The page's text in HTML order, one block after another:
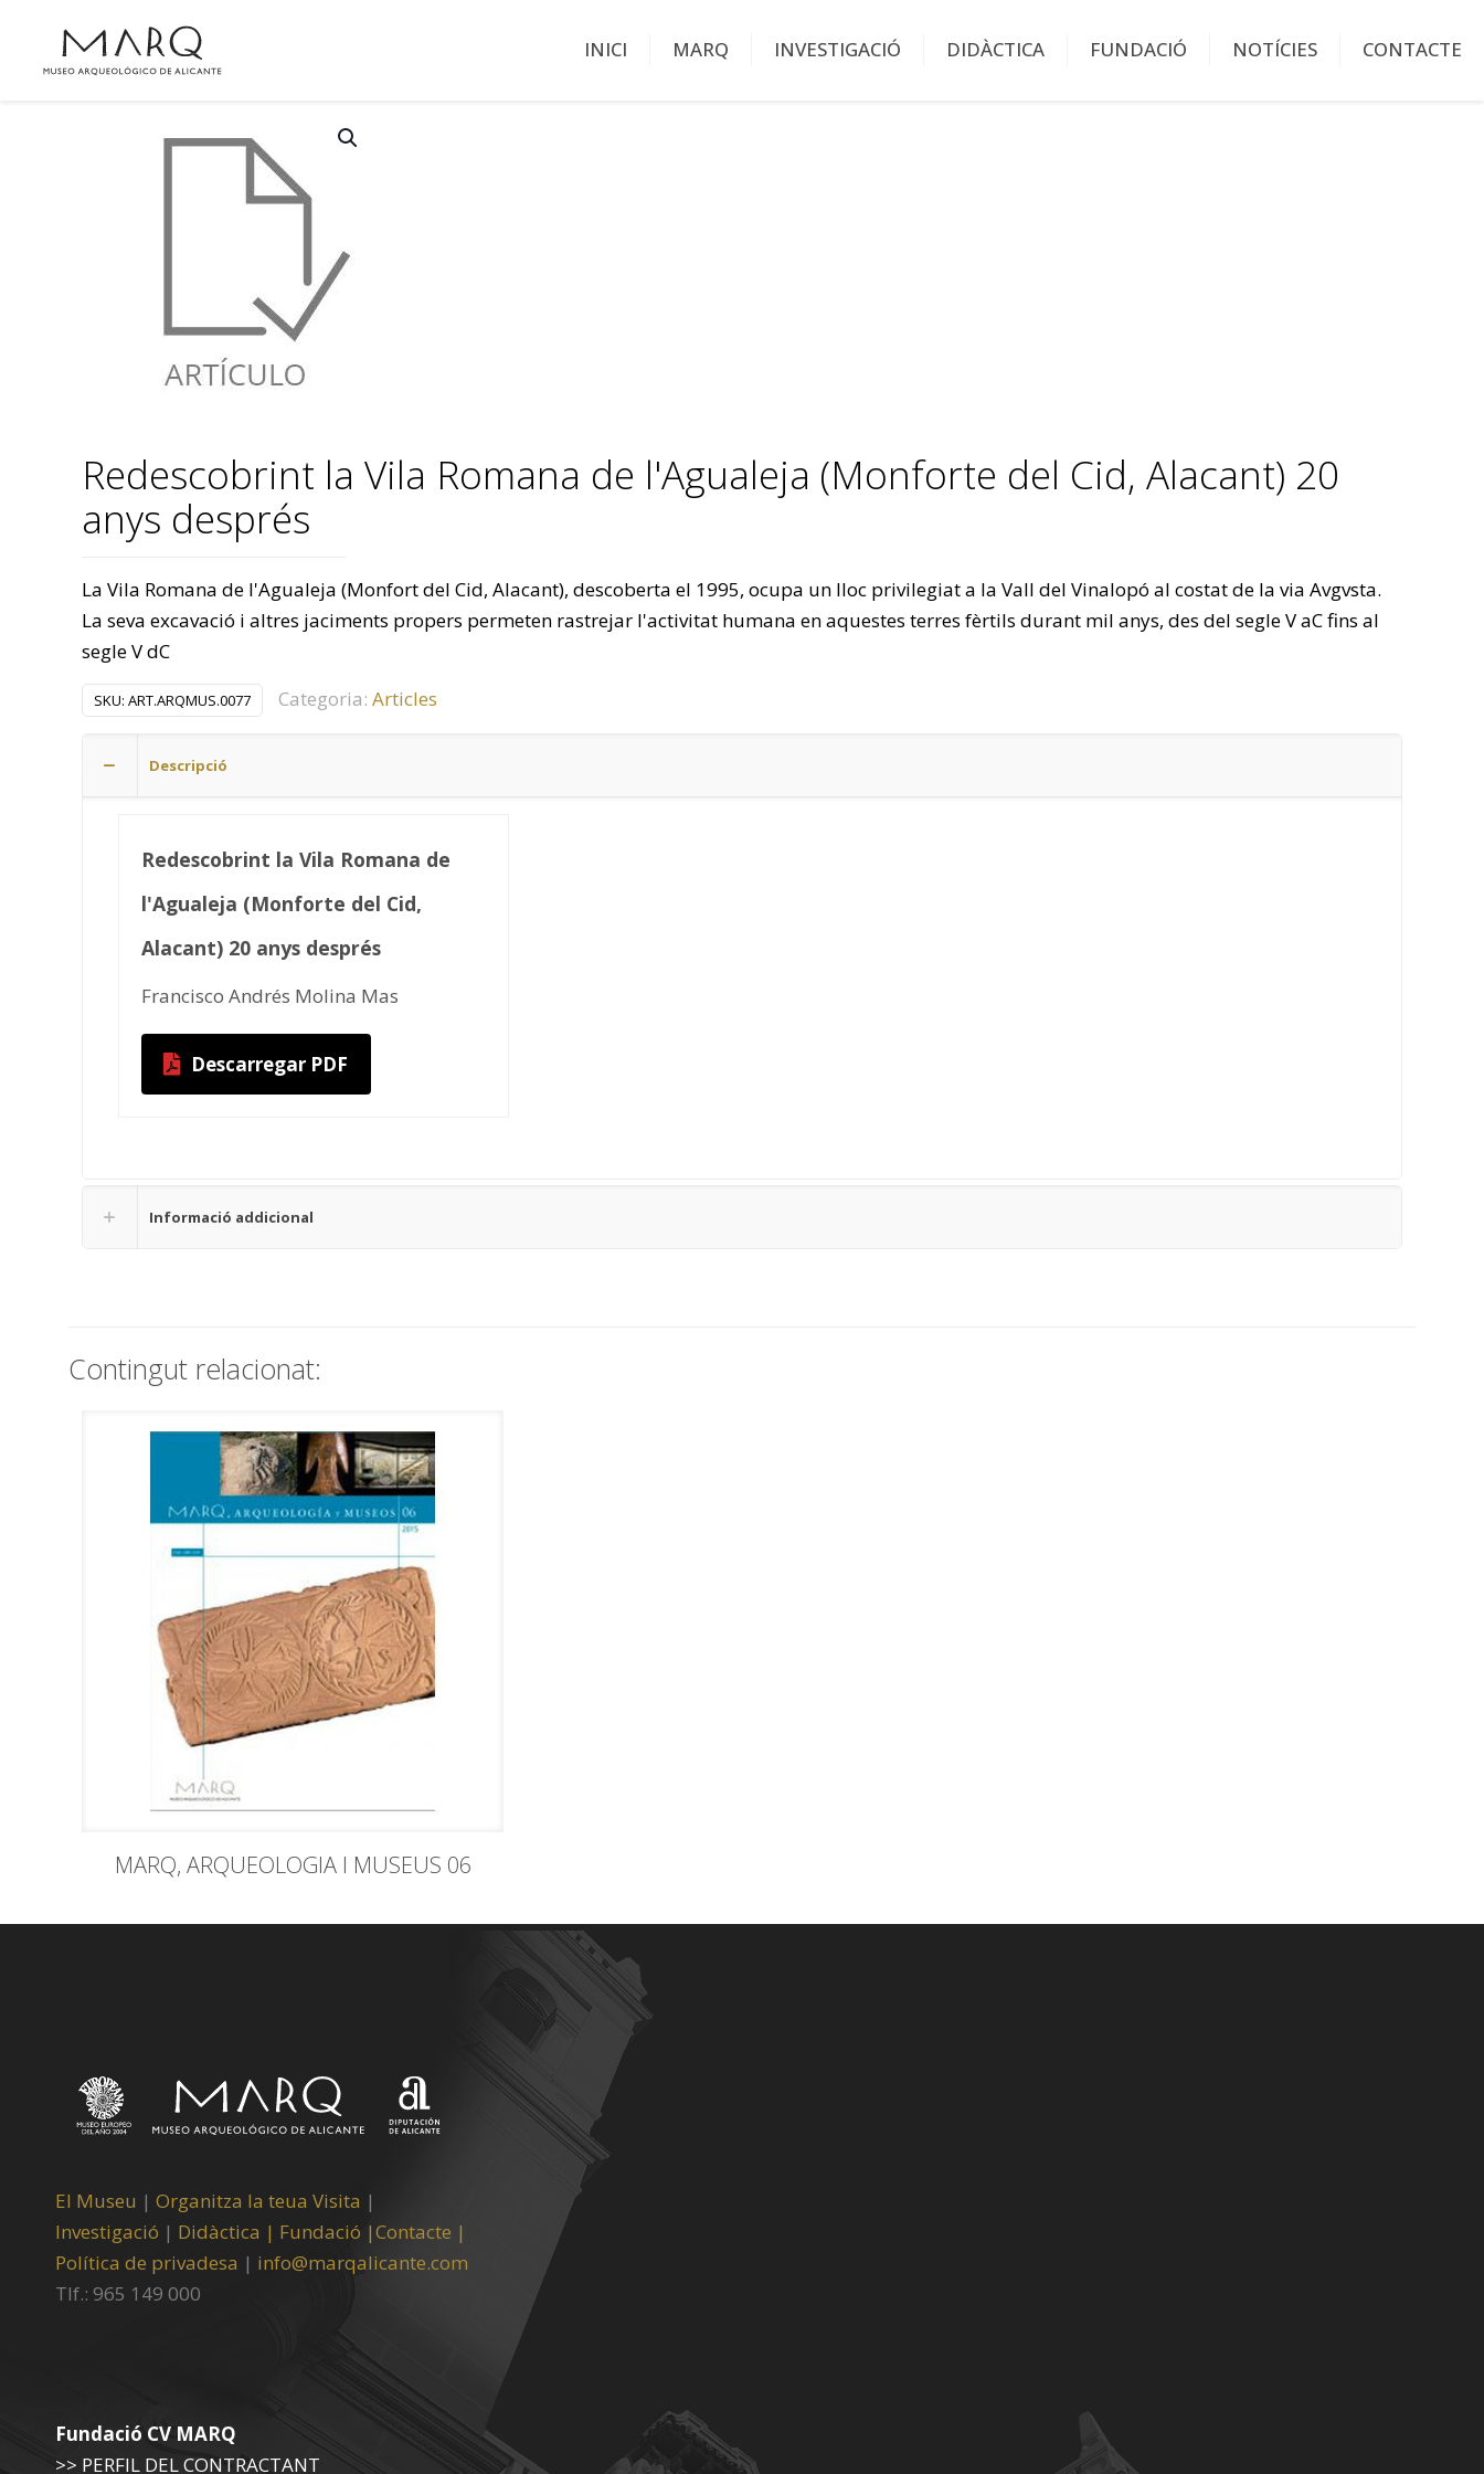
INICI MARQ INVESTIGACIÓ DIDÀCTICA FUNDACIÓ NOTÍCIES CONTACTE
Redescobrint la Vila Romana de l'Agualeja (Monforte del Cid, Alacant) 20
anys després
La Vila Romana de l'Agualeja (Monfort del Cid, Alacant), descoberta el 1995, ocupa un lloc privilegiat a la Vall del Vinalopó al costat de la via Avgvsta.
La seva excavació i altres jaciments propers permeten rastrejar l'activitat humana en aquestes terres fèrtils durant mil anys, des del segle V aC fins al
segle V dC
SKU: ART.ARQMUS.0077 Categoria: Articles
Descripció
Redescobrint la Vila Romana de
l'Agualeja (Monforte del Cid,
Alacant) 20 anys després
Francisco Andrés Molina Mas
Descarregar PDF
Informació addicional
Contingut relacionat:
MARQ, ARQUEOLOGIA I MUSEUS 06
El Museu | Organitza la teua Visita |
Investigació | Didàctica | Fundació |Contacte |
Política de privadesa | info@marqalicante.com
Tlf.: 965 149 000
Fundació CV MARQ
>> PERFIL DEL CONTRACTANT